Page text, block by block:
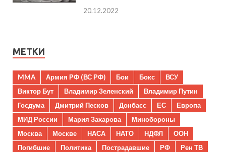
20.12.2022
МЕТКИ
MMA Армия РФ (ВС РФ) Бои Бокс
ВСУ
Виктор Бут
Владимир Зеленский
Владимир Путин
Госдума
Дмитрий Песков Донбасс ЕС
Европа
МИД России
Мария Захарова
Минобороны
Москва
Москве НАСА НАТО НДФЛ
ООН
Погибшие
Политика Пострадавшие РФ
Рен ТВ